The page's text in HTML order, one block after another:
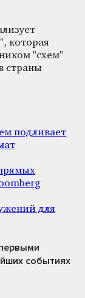
которая
"схем"
страны
подливает
для
событиях